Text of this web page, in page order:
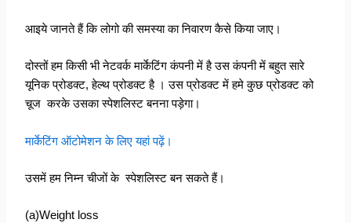
आइये जानते हैं कि लोगो की समस्या का निवारण कैसे किया जाए।
दोस्तों हम किसी भी नेटवर्क मार्केटिंग कंपनी में है उस कंपनी में बहुत सारे
यूनिक प्रोडक्ट, हेल्थ प्रोडक्ट है । उस प्रोडक्ट में हमे कुछ प्रोडक्ट को
चूज करके उसका स्पेशलिस्ट बनना पड़ेगा।
मार्केटिंग ऑटोमेशन के लिए यहां पढ़ें।
उसमें हम निम्न चीजों के स्पेशलिस्ट बन सकते हैं।
(a)Weight loss